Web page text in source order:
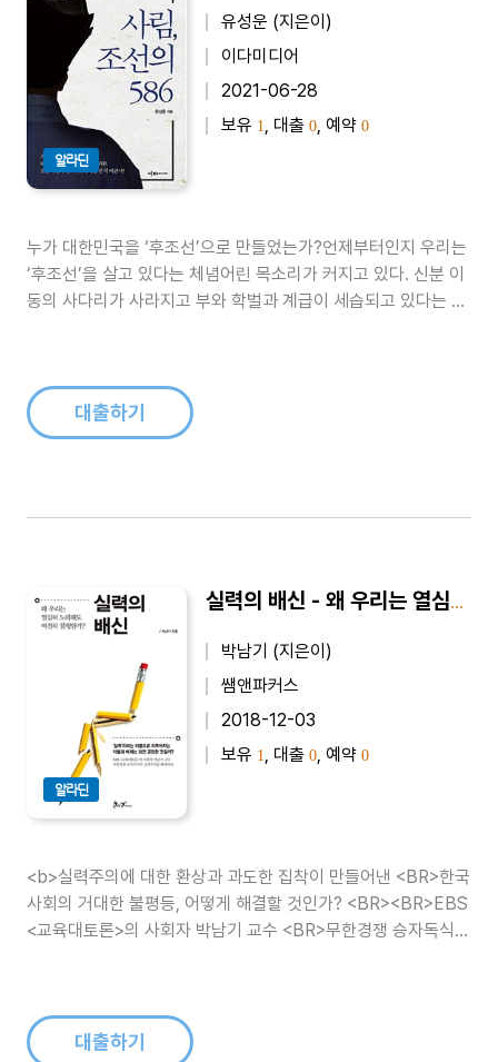
알라딘
유성운 (지은이)
이다미디어
2021-06-28
보유 1 , 대출 0 , 예약 0
누가 대한민국을 ‘후조선’으로 만들었는가?언제부터인지 우리는
‘후조선’을 살고 있다는 체념어린 목소리가 커지고 있다. 신분 이
동의 사다리가 사라지고 부와 학벌과 계급이 세습되고 있다는 것
당하면서 중국 앞에서..
대출하기
알라딘
실력의 배신 - 왜 우리는 열심히 노력해도 여전히 불행한가?
박남기 (지은이)
쌤앤파커스
2018-12-03
보유 1 , 대출 0 , 예약 0
<b>실력주의에 대한 환상과 과도한 집착이 만들어낸 <BR>한국
사회의 거대한 불평등, 어떻게 해결할 것인가? <BR><BR>EBS
<교육대토론>의 사회자 박남기 교수 <BR>무한경쟁 승자독식의
대출하기